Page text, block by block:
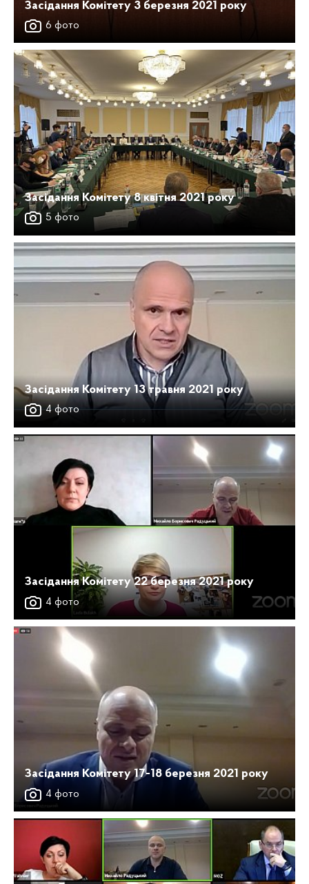
Засідання Комітету 3 березня 2021 року
6 фото
Засідання Комітету 8 квітня 2021 року
5 фото
Засідання Комітету 13 травня 2021 року
4 фото
Засідання Комітету 22 березня 2021 року
4 фото
Засідання Комітету 17-18 березня 2021 року
4 фото